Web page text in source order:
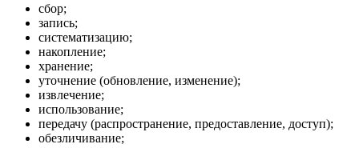
сбор;
запись;
систематизацию;
накопление;
хранение;
уточнение (обновление, изменение);
извлечение;
использование;
передачу (распространение, предоставление, доступ);
обезличивание;